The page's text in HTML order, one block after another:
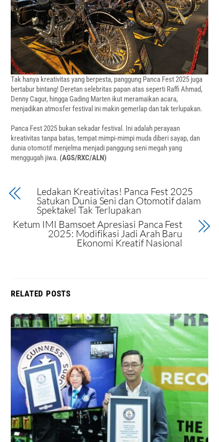
Tak hanya kreativitas yang berpesta, panggung Panca Fest 2025 juga
bertabur bintang! Deretan selebritas papan atas seperti Raffi Ahmad,
Denny Cagur, hingga Gading Marten ikut meramaikan acara,
menjadikan atmosfer festival ini makin gemerlap dan tak terlupakan.
Panca Fest 2025 bukan sekadar festival. Ini adalah perayaan
kreativitas tanpa batas, tempat mimpi-mimpi muda diberi sayap, dan
dunia otomotif menjelma menjadi panggung seni megah yang
menggugah jiwa. (AGS/RXC/ALN)
Ledakan Kreativitas! Panca Fest 2025
Satukan Dunia Seni dan Otomotif dalam
Spektakel Tak Terlupakan
Ketum IMI Bamsoet Apresiasi Panca Fest
2025: Modifikasi Jadi Arah Baru
Ekonomi Kreatif Nasional
RELATED POSTS